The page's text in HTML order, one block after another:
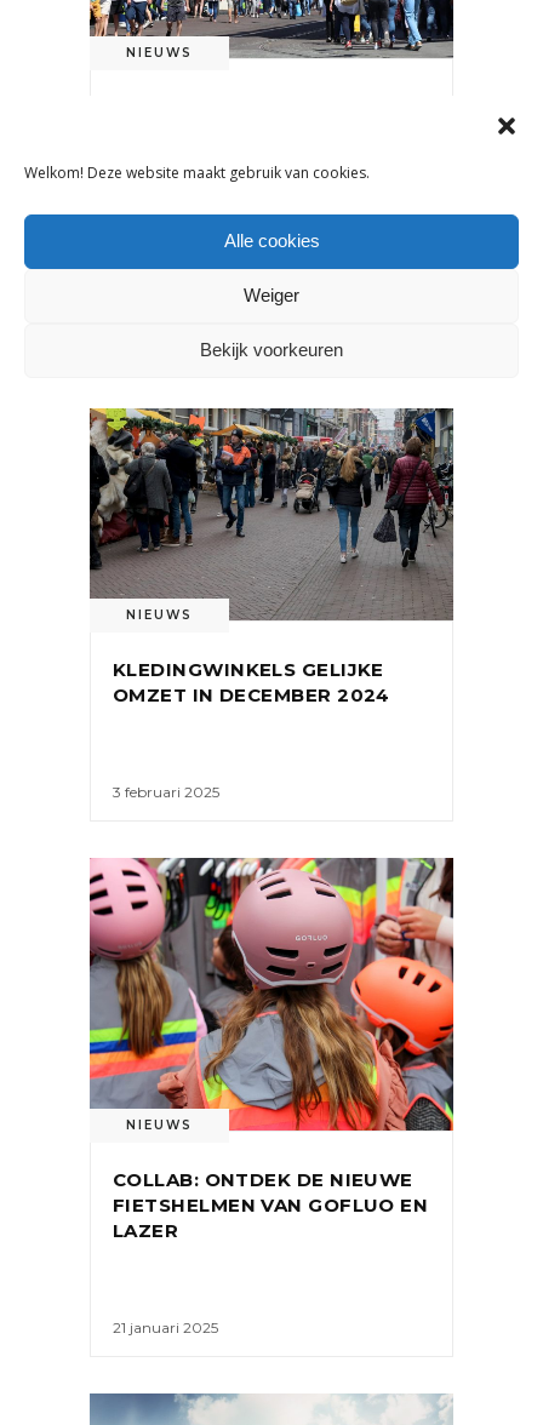
Welkom! Deze website maakt gebruik van cookies.
Alle cookies
Weiger
Bekijk voorkeuren
NIEUWS
KINDERKLEDINGWINKELS
NIEUWS
KLEDINGWINKELS GELIJKE
OMZET IN DECEMBER 2024
3 februari 2025
NIEUWS
COLLAB: ONTDEK DE NIEUWE
FIETSHELMEN VAN GOFLUO EN
LAZER
21 januari 2025